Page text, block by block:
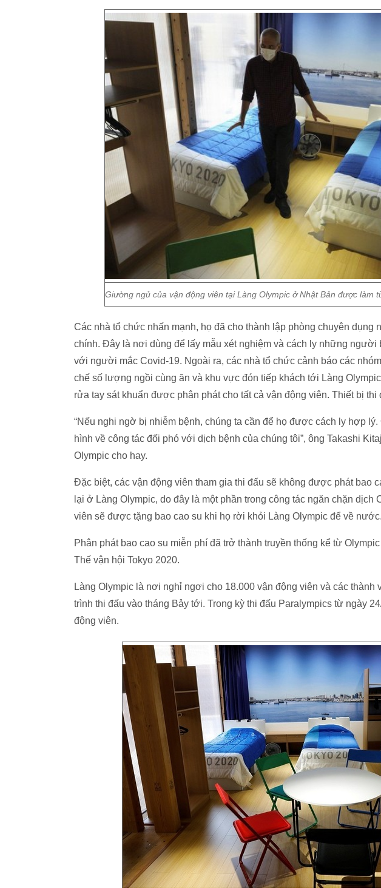
Giường ngủ của vận động viên tại Làng Olympic ở Nhật Bản được làm
Các nhà tổ chức nhấn mạnh, họ đã cho thành lập phòng chuyên dụng
chính. Đây là nơi dùng để lấy mẫu xét nghiệm và cách ly những người
với người mắc Covid-19. Ngoài ra, các nhà tổ chức cảnh báo các
chế số lượng ngồi cùng ăn và khu vực đón tiếp khách tới Làng
rửa tay sát khuẩn được phân phát cho tất cả vận động viên. Thiết bị thi
“Nếu nghi ngờ bị nhiễm bệnh, chúng ta cần để họ được cách ly hợp
hình về công tác đối phó với dịch bệnh của chúng tôi”, ông Takashi
Olympic cho hay.
Đặc biệt, các vận động viên tham gia thi đấu sẽ không được phát bao
lại ở Làng Olympic, do đây là một phần trong công tác ngăn chặn dịch
viên sẽ được tặng bao cao su khi họ rời khỏi Làng Olympic để về nước.
Phân phát bao cao su miễn phí đã trở thành truyền thống kể từ
Thế vận hội Tokyo 2020.
Làng Olympic là nơi nghỉ ngơi cho 18.000 vận động viên và các thành
trình thi đấu vào tháng Bảy tới. Trong kỳ thi đấu Paralympics từ ngày
động viên.